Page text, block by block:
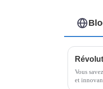
Vous
et